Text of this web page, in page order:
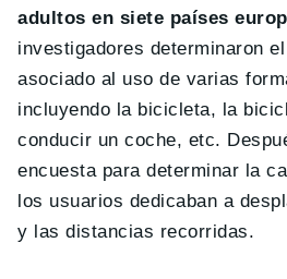
adultos en siete países
investigadores determinaron
asociado al uso de varias
incluyendo la bicicleta, la
conducir un coche, etc.
encuesta para determinar la
los usuarios dedicaban a
y las distancias recorridas.